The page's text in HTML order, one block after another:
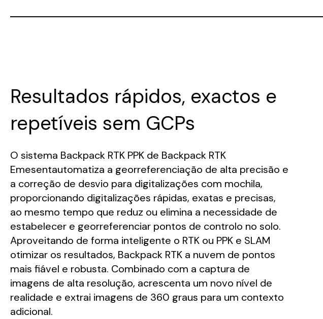
Resultados rápidos, exactos e
repetíveis sem GCPs
O sistema Backpack RTK PPK de Backpack RTK
Emesentautomatiza a georreferenciação de alta precisão e
a correção de desvio para digitalizações com mochila,
proporcionando digitalizações rápidas, exatas e precisas,
ao mesmo tempo que reduz ou elimina a necessidade de
estabelecer e georreferenciar pontos de controlo no solo.
Aproveitando de forma inteligente o RTK ou PPK e SLAM
otimizar os resultados, Backpack RTK a nuvem de pontos
mais fiável e robusta. Combinado com a captura de
imagens de alta resolução, acrescenta um novo nível de
realidade e extrai imagens de 360 graus para um contexto
adicional.